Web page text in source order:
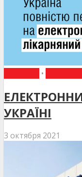
•
УКРАЇНІ
3 октября 2021